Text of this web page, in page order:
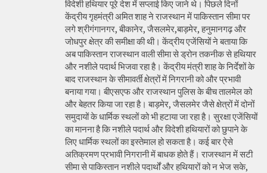
विदेशी हथियार पूरे देश में सप्लाई किए जाने थे। पिछले दिनों
केंद्रीय गृहमंत्री अमित शाह ने राजस्थान में पाकिस्तान सीमा पर
लगे श्रीगंगानगर, बीकानेर, जैसलमेर,बाड़मेर, हनुमानगढ़ और
जोधपुर क्षेत्र की समीक्षा की थी। केंद्रीय एजेंसियों ने बताया कि
अब पाकिस्तान राजस्थान वाली सीमा से ड्रोन तकनीक से हथियार
और नशीले पदार्थ भिजवा रहा है। केंद्रीय मंत्री शाह के निर्देशों के
बाद राजस्थान के सीमावर्ती क्षेत्रों में निगरानी को और प्रभावी
बनाया गया। बीएसएफ और राजस्थान पुलिस के बीच तालमेल को
और बेहतर किया जा रहा है। बाड़मेर, जैसलमेर जैसे क्षेत्रों में दोनों
समुदायों के धार्मिक स्थलों को भी हटाया जा रहा है। सुरक्षा एजेंसियों
का मानना है कि नशीले पदार्थ और विदेशी हथियारों को छुपाने के
लिए धार्मिक स्थलों का इस्तेमाल हो सकता है। कई बार ऐसे
अतिक्रमण प्रभावी निगरानी में बाधक होते हैं। राजस्थान में सटी
सीमा से पाकिस्तान नशीले पदार्थों और हथियारों को न भेज सके,